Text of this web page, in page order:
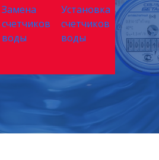
Замена
счетчиков
воды
Установка
счетчиков
воды